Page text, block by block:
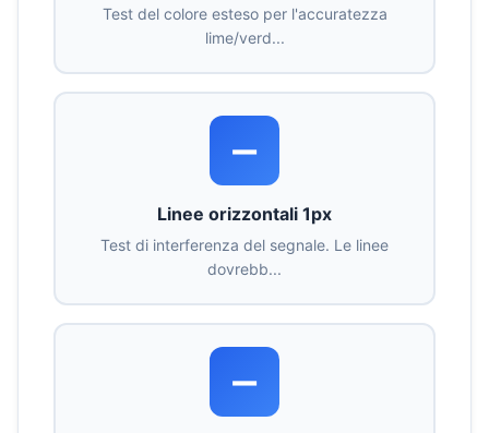
Test del colore esteso per l'accuratezza
lime/verd...
➖
Linee orizzontali 1px
Test di interferenza del segnale. Le linee
dovrebb...
➖